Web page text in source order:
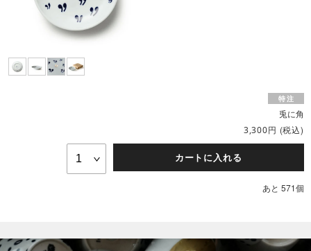
兎に角
3,300円 (税込)
カートに入れる
あと 571個